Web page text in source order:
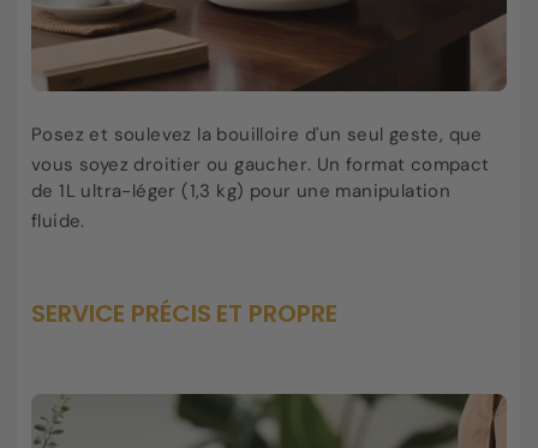
Posez et soulevez la bouilloire d'un seul geste, que
vous soyez droitier ou gaucher. Un format compact
de 1L ultra-léger (1,3 kg) pour une manipulation
fluide.
SERVICE PRÉCIS ET PROPRE